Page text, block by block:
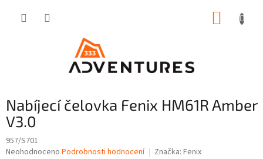
Nabíjecí čelovka Fenix HM61R Amber
V3.0
957/S701
Průměrné
Neohodnoceno Podrobnosti hodnocení Značka: Fenix